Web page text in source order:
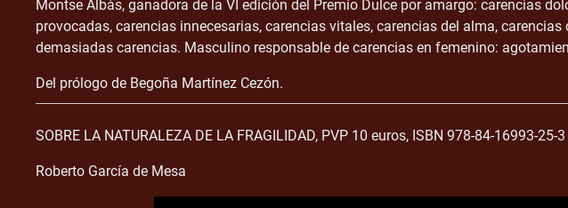
Montse Albàs, ganadora de la VI edición del Premio Dulce por amargo: carencias
provocadas, carencias innecesarias, carencias vitales, carencias del alma,
demasiadas carencias. Masculino responsable de carencias en femenino:
Del prólogo de Begoña Martínez Cezón.
SOBRE LA NATURALEZA DE LA FRAGILIDAD, PVP 10 euros, ISBN 978-84-16993-25-3
Roberto García de Mesa